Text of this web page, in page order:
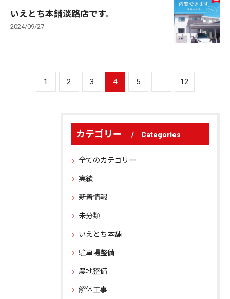
いえとち本舗淡路店です。
2024/09/27
1 2 3 4 5 ... 12
カテゴリー Categories
全てのカテゴリー
実績
新着情報
未分類
いえとち本舗
駐車場整備
農地整備
解体工事